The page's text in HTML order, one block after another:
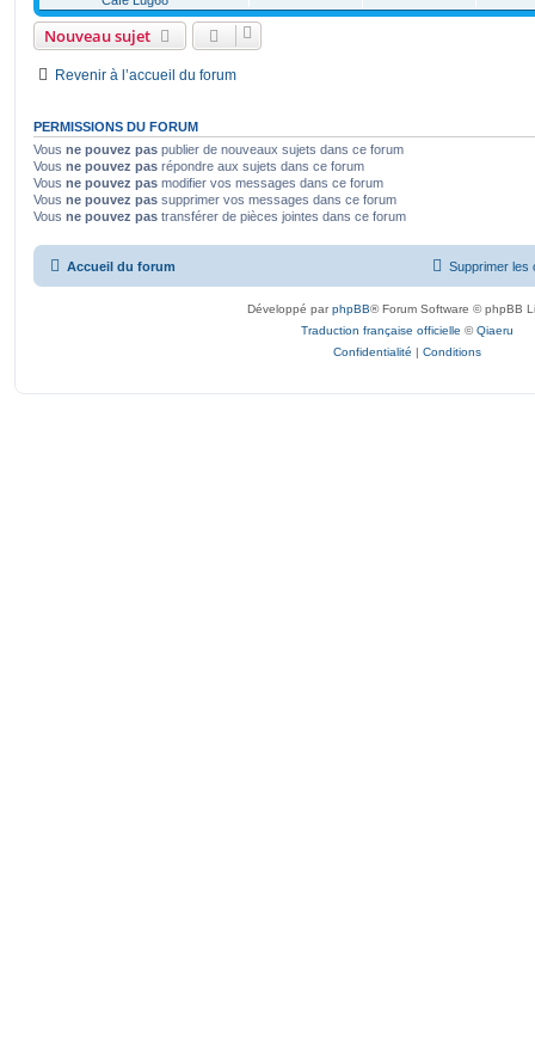
Nouveau sujet
Revenir à l’accueil du forum
PERMISSIONS DU FORUM
Vous ne pouvez pas publier de nouveaux sujets dans ce forum
Vous ne pouvez pas répondre aux sujets dans ce forum
Vous ne pouvez pas modifier vos messages dans ce forum
Vous ne pouvez pas supprimer vos messages dans ce forum
Vous ne pouvez pas transférer de pièces jointes dans ce forum
Accueil du forum Supprimer les
Développé parphpBB® Forum Software © phpBB
Traduction française officielle ©Qiaeru
Confidentialité | Conditions